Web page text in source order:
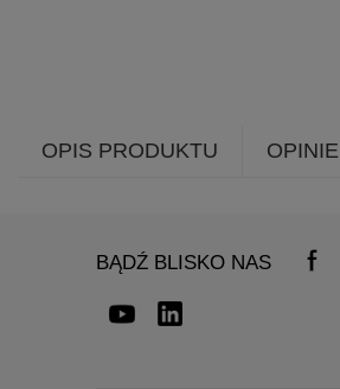
OPIS PRODUKTU OPINIE
BĄDŹ BLISKO NAS